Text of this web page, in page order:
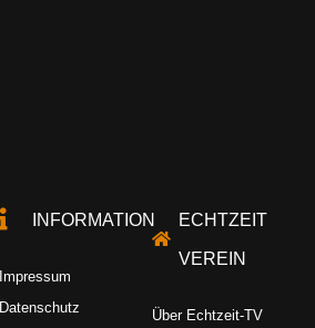
INFORMATION
Impressum
Datenschutz
ECHTZEIT
VEREIN
Über Echtzeit-TV